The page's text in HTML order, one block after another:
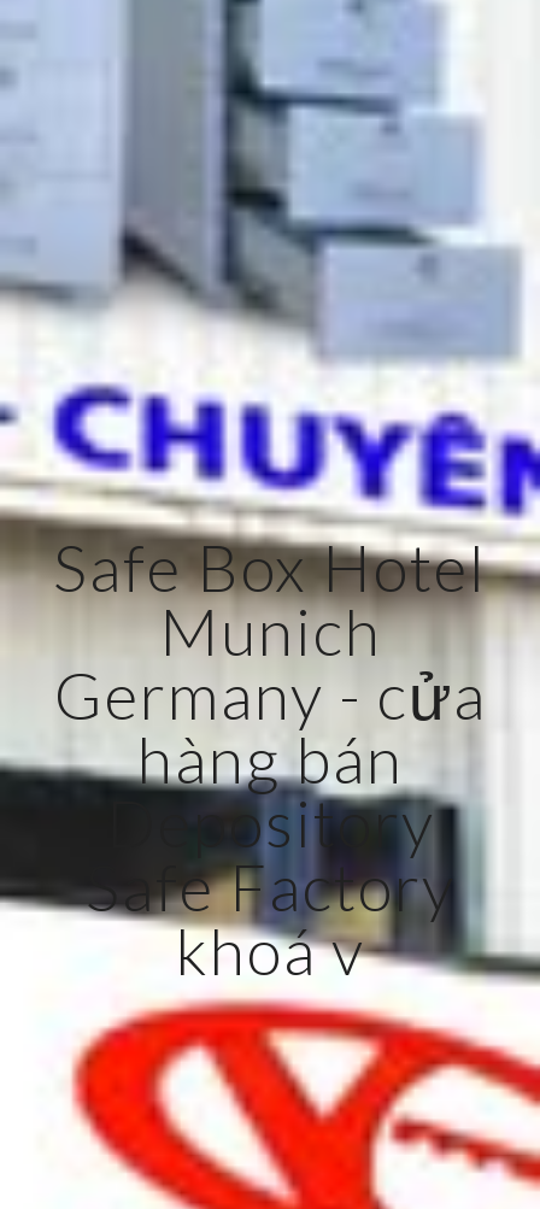
Safe Box Hotel
Munich
Germany - cửa
hàng bán
Depository
Safe Factory
khoá v